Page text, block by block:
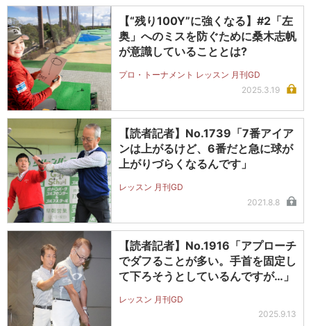
【“残り100Y”に強くなる】#2「左
奥」へのミスを防ぐために桑木志帆
が意識していることとは?
プロ・トーナメント レッスン 月刊GD
2025.3.19
【読者記者】No.1739「7番アイア
ンは上がるけど、6番だと急に球が
上がりづらくなるんです」
レッスン 月刊GD
2021.8.8
【読者記者】No.1916「アプローチ
でダフることが多い。手首を固定し
て下ろそうとしているんですが…」
レッスン 月刊GD
2025.9.13